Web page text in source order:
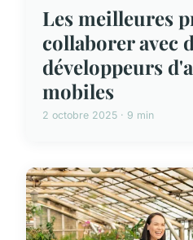
Les meilleures
collaborer avec
développeurs
mobiles
2 octobre 2025 · 9 min